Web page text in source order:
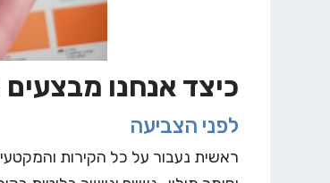
כיצד אנחנו
לפני הצביעה
ראשית נעבור על כל הקירות